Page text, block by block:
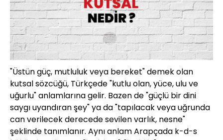
"Üstün güç, mutluluk veya bereket" demek olan
kutsal sözcüğü, Türkçede "kutlu olan, yüce, ulu ve
uğurlu" anlamlarına gelir. Bazen de "güçlü bir dini
saygı uyandıran şey" ya da "tapılacak veya uğrunda
can verilecek derecede sevilen varlık, nesne"
şeklinde tanımlanır. Aynı anlam Arapçada k-d-s